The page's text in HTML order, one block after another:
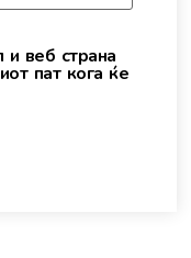
и веб страна
пат кога ќе